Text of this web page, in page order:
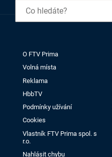
O FTV Prima
Volná místa
Reklama
HbbTV
Podmínky užívání
Cookies
Vlastník FTV Prima spol. s
r.o.
Nahlásit chybu